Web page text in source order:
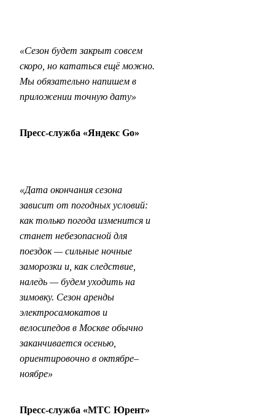
«Сезон будет закрыт совсем
скоро, но кататься ещё можно.
Мы обязательно напишем в
приложении точную дату»
Пресс-служба «Яндекс Go»
«Дата окончания сезона
зависит от погодных условий:
как только погода изменится и
станет небезопасной для
поездок — сильные ночные
заморозки и, как следствие,
наледь — будем уходить на
зимовку. Сезон аренды
электросамокатов и
велосипедов в Москве обычно
заканчивается осенью,
ориентировочно в октябре–
ноябре»
Пресс-служба «МТС Юрент»